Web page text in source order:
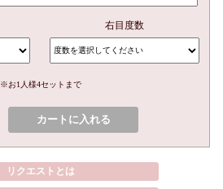
右目度数
※お1人様4セットまで
カートに入れる
リクエストとは